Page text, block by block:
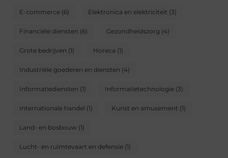
E-commerce (6) Elektronica en elektriciteit (3)
Financiële diensten (6) Gezondheidszorg (4)
Grote bedrijven (1) Horeca (1)
Industriële goederen en diensten (4)
Informatiediensten (1) Informatietechnologie (3)
Internationale handel (1) Kunst en amusement (1)
Land- en bosbouw (1)
Lucht- en ruimtevaart en defensie (1)